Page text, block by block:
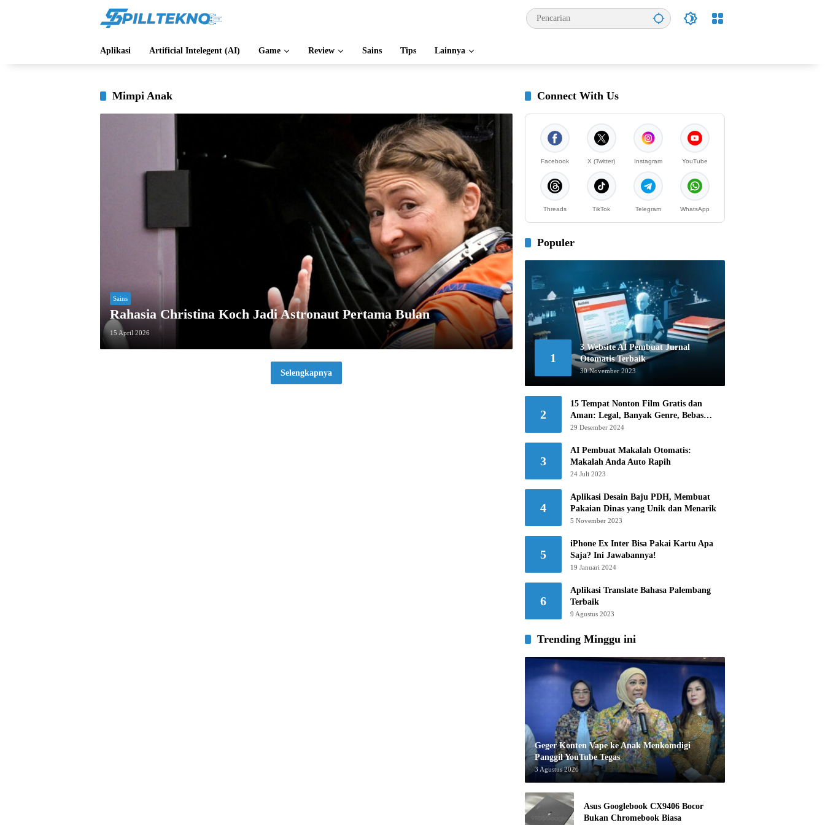
Aplikasi Artificial Intelegent (AI) Game Review Sains Tips Lainnya
Mimpi Anak
Sains
Rahasia Christina Koch Jadi Astronaut Pertama Bulan
15 April 2026
Selengkapnya
Connect With Us
Facebook X (Twitter) Instagram YouTube
Threads TikTok Telegram WhatsApp
Populer
1
3 Website AI Pembuat Jurnal
Otomatis Terbaik
30 November 2023
2
15 Tempat Nonton Film Gratis dan
Aman: Legal, Banyak Genre, Bebas
Khawatir!
29 Desember 2024
3
AI Pembuat Makalah Otomatis:
Makalah Anda Auto Rapih
24 Juli 2023
4
Aplikasi Desain Baju PDH, Membuat
Pakaian Dinas yang Unik dan Menarik
5 November 2023
5
iPhone Ex Inter Bisa Pakai Kartu Apa
Saja? Ini Jawabannya!
19 Januari 2024
6
Aplikasi Translate Bahasa Palembang
Terbaik
9 Agustus 2023
Trending Minggu ini
Geger Konten Vape ke Anak Menkomdigi
Panggil YouTube Tegas
3 Agustus 2026
Asus Googlebook CX9406 Bocor
Bukan Chromebook Biasa